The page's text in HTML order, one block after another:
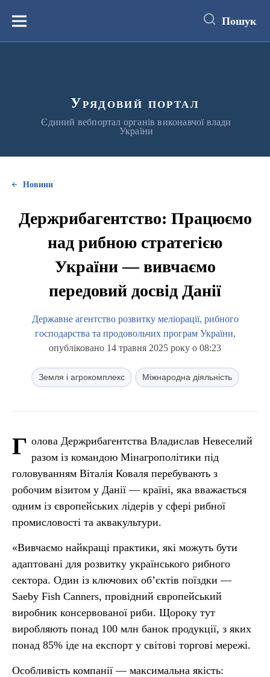
вмістуМеню Пошук
Урядовий портал
Єдиний вебпортал органів виконавчої влади
України
Новини
Держрибагентство: Працюємо
над рибною стратегією
України — вивчаємо
передовий досвід Данії
Державне агентство розвитку меліорації, рибного
господарства та продовольчих програм України,
опубліковано 14 травня 2025 року о 08:23
Земля і агрокомплекс Міжнародна діяльність
Г олова Держрибагентства Владислав Невеселий
разом із командою Мінагрополітики під
головуванням Віталія Коваля перебувають з
робочим візитом у Данії — країні, яка вважається
одним із європейських лідерів у сфері рибної
промисловості та аквакультури.
«Вивчаємо найкращі практики, які можуть бути
адаптовані для розвитку українського рибного
сектора. Один із ключових об’єктів поїздки —
Saeby Fish Canners, провідний європейський
виробник консервованої риби. Щороку тут
виробляють понад 100 млн банок продукції, з яких
понад 85% іде на експорт у світові торгові мережі.
Особливість компанії — максимальна якість: